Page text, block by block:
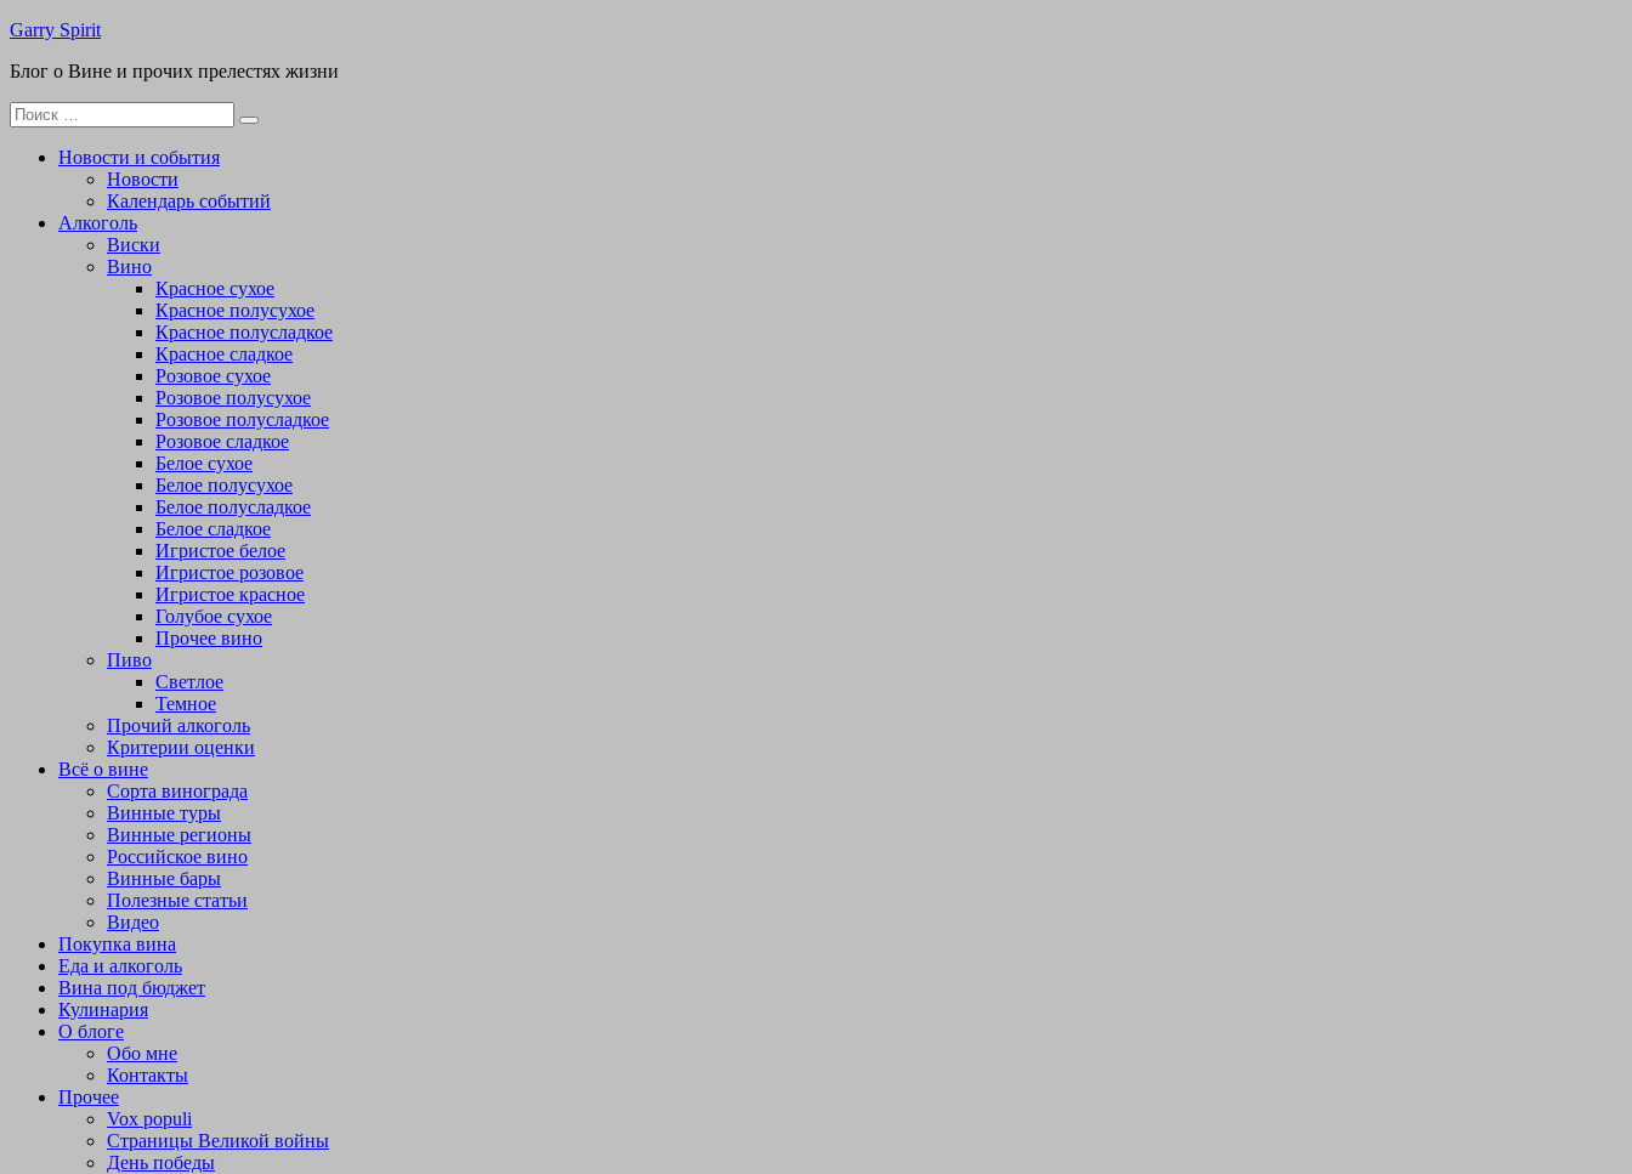
Перейти
содержимому
Garry Spirit
Блог о Вине и прочих прелестях жизни
Поиск
для:
Новости и события
Новости
Календарь событий
Алкоголь
Виски
Вино
Красное сухое
Красное полусухое
Красное полусладкое
Красное сладкое
Розовое сухое
Розовое полусухое
Розовое полусладкое
Розовое сладкое
Белое сухое
Белое полусухое
Белое полусладкое
Белое сладкое
Игристое белое
Игристое розовое
Игристое красное
Голубое сухое
Прочее вино
Пиво
Светлое
Темное
Прочий алкоголь
Критерии оценки
Всё о вине
Сорта винограда
Винные туры
Винные регионы
Российское вино
Винные бары
Полезные статьи
Видео
Покупка вина
Еда и алкоголь
Вина под бюджет
Кулинария
О блоге
Обо мне
Контакты
Прочее
Vox populi
Страницы Великой войны
День победы